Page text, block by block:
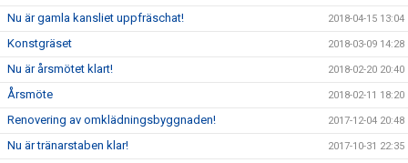
Nu är gamla kansliet uppfräschat! 2018-04-15 13:04
Konstgräset 2018-03-09 14:28
Nu är årsmötet klart! 2018-02-20 20:40
Årsmöte 2018-02-11 18:20
Renovering av omklädningsbyggnaden! 2017-12-04 20:48
Nu är tränarstaben klar! 2017-10-31 22:35